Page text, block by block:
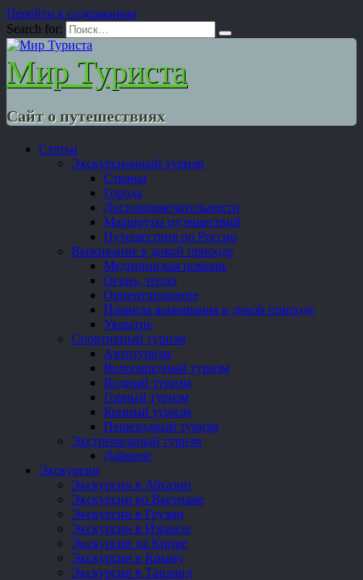
Перейти к содержанию
Search for:
Мир Туриста
Сайт о путешествиях
Статьи
Экскурсионный туризм
Страны
Города
Достопримечательности
Маршруты путешествий
Путешествия по России
Выживание в дикой природе
Медицинская помощь
Огонь, тепло
Ориентирование
Правила выживания в дикой природе
Укрытие
Спортивный туризм
Автотуризм
Велосипедный туризм
Водный туризм
Горный туризм
Конный туризм
Пешеходный туризм
Экстремальный туризм
Дайвинг
Экскурсии
Экскурсии в Абхазии
Экскурсии во Вьетнаме
Экскурсии в Грузии
Экскурсии в Израиле
Экскурсии на Кипре
Экскурсии в Крыму
Экскурсии в Таиланд